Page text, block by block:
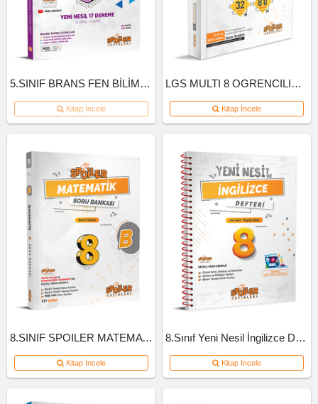
5.SINIF BRANS FEN BİLİMLERİ DENEME
Kitap İncele
LGS MULTI 8 OGRENCILIK KUTU INGILIZCE
Kitap İncele
8.SINIF SPOILER MATEMATIK SB B-KITAP
Kitap İncele
8.Sınıf Yeni Nesil İngilizce Defteri
Kitap İncele